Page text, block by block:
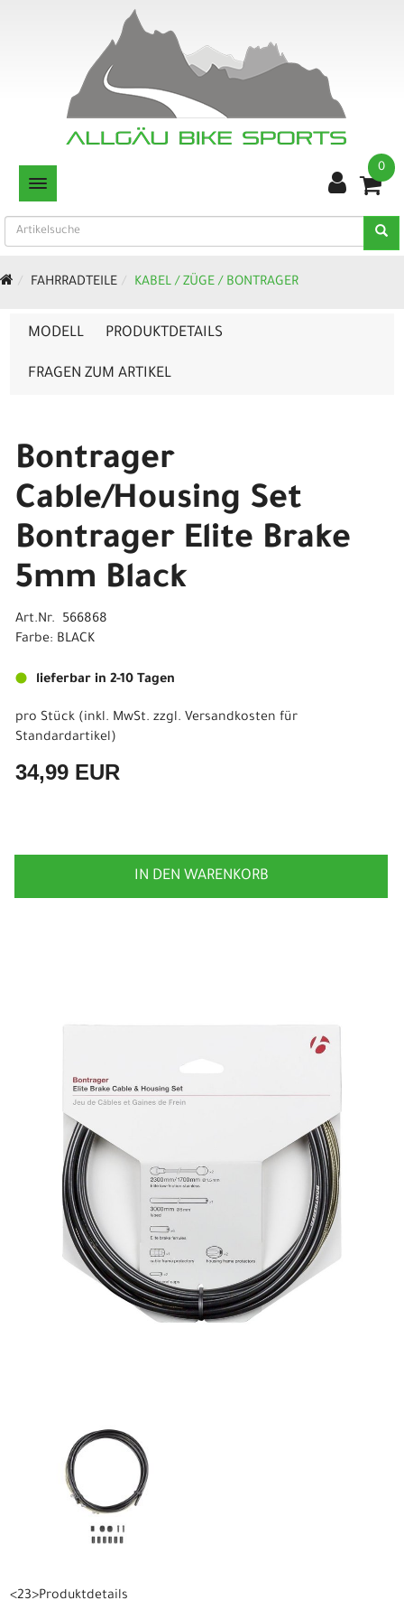
TOGGLE NAVIGATION
0
FAHRRADTEILE KABEL / ZÜGE / BONTRAGER
MODELL PRODUKTDETAILS
FRAGEN ZUM ARTIKEL
Bontrager
Cable/Housing Set
Bontrager Elite Brake
5mm Black
Art.Nr. 566868
Farbe: BLACK
lieferbar in 2-10 Tagen
pro Stück (inkl. MwSt. zzgl. Versandkosten für
Standardartikel)
34,99 EUR
IN DEN WARENKORB
<23>Produktdetails